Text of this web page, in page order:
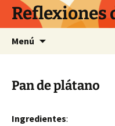
Saltar
contenido
Reflexiones
Menú
Pan de plátano
Ingredientes: